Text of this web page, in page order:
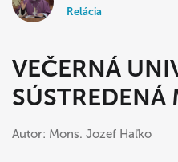
Relácia
VEČERNÁ
Autor: Mons. Jozef Haľko